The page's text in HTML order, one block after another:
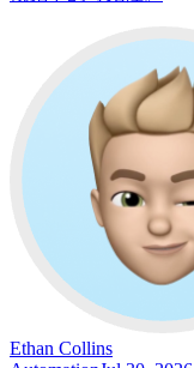
Ethan Collins